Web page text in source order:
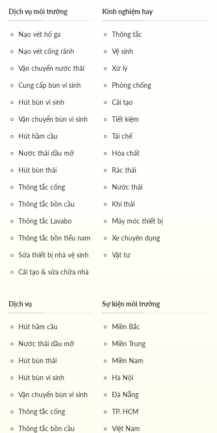
Dịch vụ môi trường
Nạo vét hố ga
Nạo vét cống rãnh
Vận chuyển nước thải
Cung cấp bùn vi sinh
Hút bùn vi sinh
Vận chuyển bùn vi sinh
Hút hầm cầu
Nước thải dầu mỡ
Hút bùn thải
Thông tắc cống
Thông tắc bồn cầu
Thông tắc Lavabo
Thông tắc bồn tiểu nam
Sửa thiết bị nhà vệ sinh
Cải tạo & sửa chữa nhà
Kinh nghiệm hay
Thông tắc
Vệ sinh
Xử lý
Phòng chống
Cải tạo
Tiết kiệm
Tái chế
Hóa chất
Rác thải
Nước thải
Khí thải
Máy móc thiết bị
Xe chuyên dụng
Vật tư
Dịch vụ
Hút hầm cầu
Nước thải dầu mỡ
Hút bùn thải
Hút bùn vi sinh
Vận chuyển bùn vi sinh
Thông tắc cống
Thông tắc bồn cầu
Sự kiện môi trường
Miền Bắc
Miền Trung
Miền Nam
Hà Nội
Đà Nẵng
TP. HCM
Việt Nam